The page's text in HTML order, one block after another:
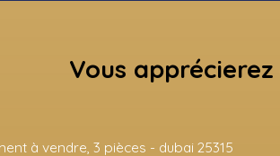
Vous apprécierez